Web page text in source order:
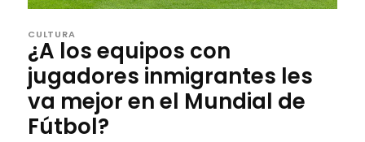
CULTURA
¿A los equipos con
jugadores inmigrantes les
va mejor en el Mundial de
Fútbol?